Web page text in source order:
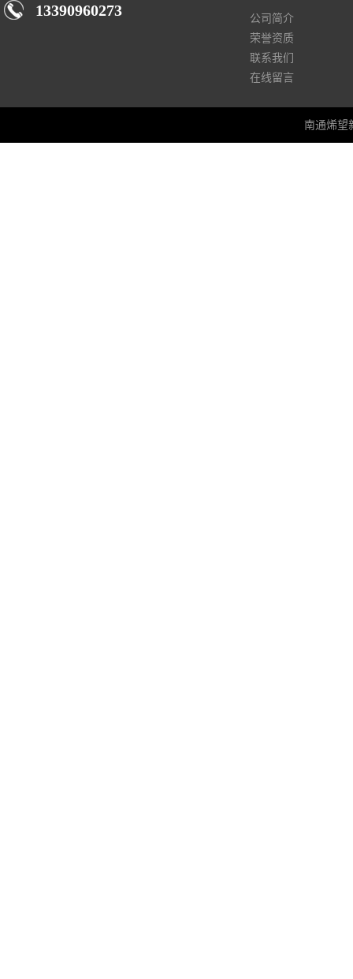
13390960273
公司简介
荣誉资质
联系我们
在线留言
南通烯望